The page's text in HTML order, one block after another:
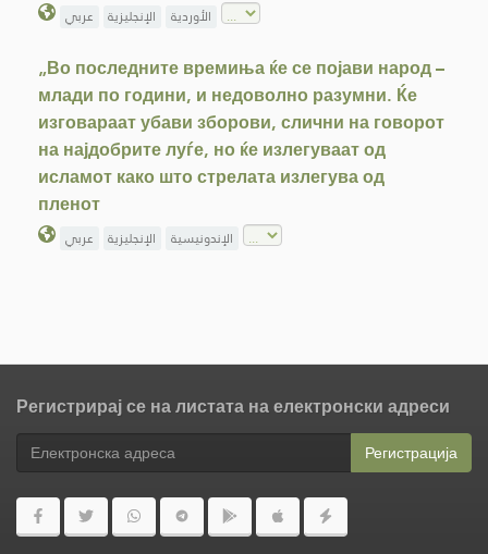
عربي الإنجليزية الأوردية
„Во последните времиња ќе се појави народ –
млади по години, и недоволно разумни. Ќе
изговараат убави зборови, слични на говорот
на најдобрите луѓе, но ќе излегуваат од
исламот како што стрелата излегува од
пленот
عربي الإنجليزية الإندونيسية
Регистрирај се на листата на електронски адреси
Регистрација